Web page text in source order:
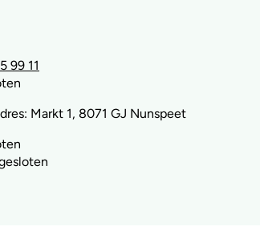
99 11
Markt 1, 8071 GJ Nunspeet